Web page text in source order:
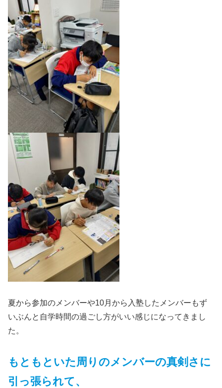
夏から参加のメンバーや10月から入塾したメンバーもず
いぶんと自学時間の過ごし方がいい感じになってきまし
た。
もともといた周りのメンバーの真剣さに
引っ張られて、